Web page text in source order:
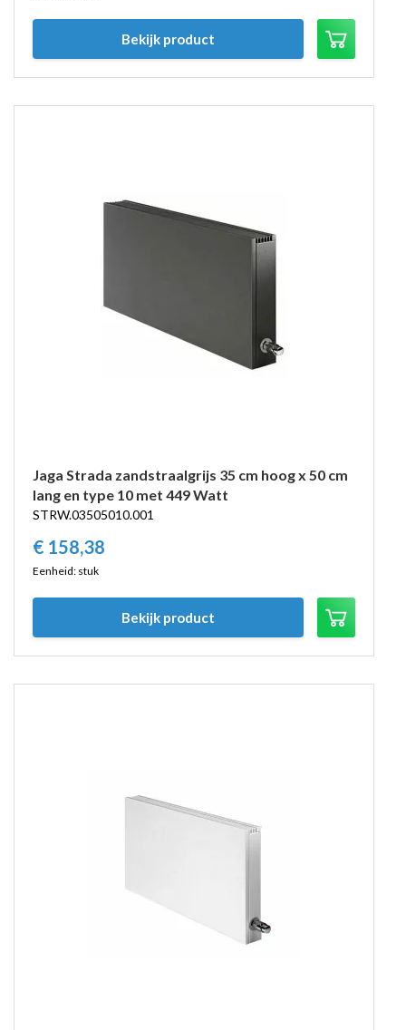
Bekijk product
Jaga Strada zandstraalgrijs 35 cm hoog x 50 cm
lang en type 10 met 449 Watt
STRW.03505010.001
€ 158,38
Eenheid: stuk
Bekijk product